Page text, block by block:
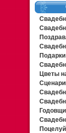
Цветы
Поцелуй